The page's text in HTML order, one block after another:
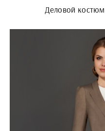
Деловой